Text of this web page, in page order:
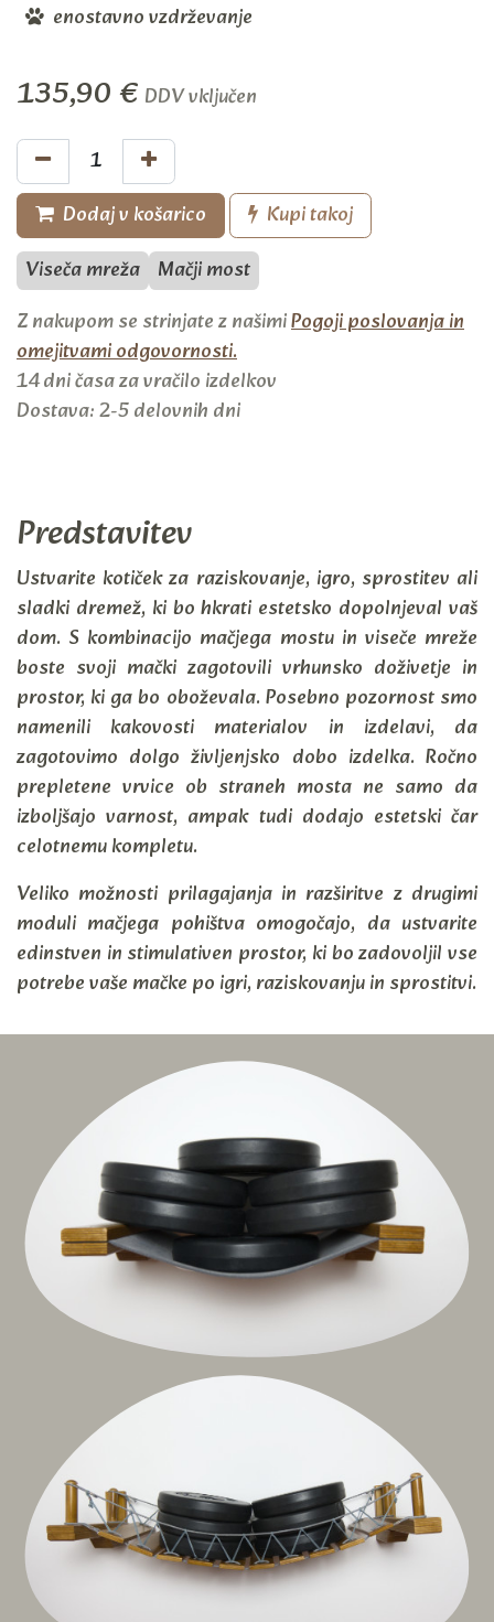
enostavno vzdrževanje
135,90€ DDV vključen
Dodaj v košarico
Kupi takoj
Viseča mreža Mačji most
Z nakupom se strinjate z našimiPogoji poslovanja in
omejitvami odgovornosti.
14 dni časa za vračilo izdelkov
Dostava: 2-5 delovnih dni
Predstavitev
Ustvarite kotiček za raziskovanje, igro, sprostitev ali
sladki dremež, ki bo hkrati estetsko dopolnjeval vaš
dom. S kombinacijo mačjega mostu in viseče mreže
boste svoji mački zagotovili vrhunsko doživetje in
prostor, ki ga bo oboževala. Posebno pozornost smo
namenili kakovosti materialov in izdelavi, da
zagotovimo dolgo življenjsko dobo izdelka. Ročno
prepletene vrvice ob straneh mosta ne samo da
izboljšajo varnost, ampak tudi dodajo estetski čar
celotnemu kompletu.
Veliko možnosti prilagajanja in razširitve z drugimi
moduli mačjega pohištva omogočajo, da ustvarite
edinstven in stimulativen prostor, ki bo zadovoljil vse
potrebe vaše mačke po igri, raziskovanju in sprostitvi.